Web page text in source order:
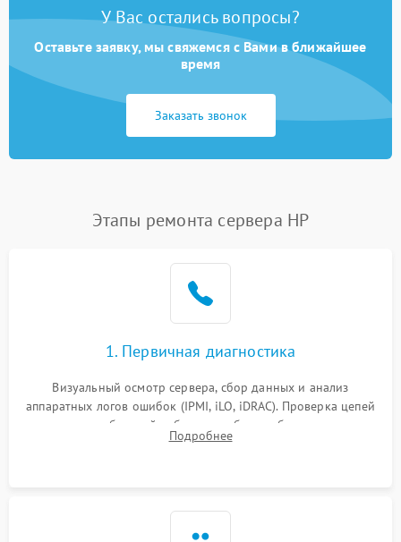
У Вас остались вопросы?
Оставьте заявку, мы свяжемся с Вами в ближайшее
время
Заказать звонок
Этапы ремонта сервера HP
1. Первичная диагностика
Визуальный осмотр сервера, сбор данных и анализ
аппаратных логов ошибок (IPMI, iLO, iDRAC). Проверка цепей
питания и базовой работоспособности без вскрытия
корпуса для быстрой локализации сбоя.
Подробнее